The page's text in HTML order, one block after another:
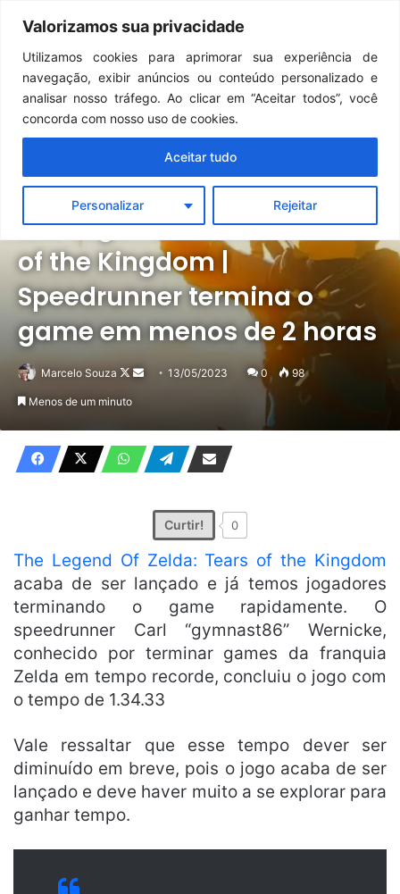
Valorizamos sua privacidade
Utilizamos cookies para aprimorar sua experiência de
navegação, exibir anúncios ou conteúdo personalizado e
analisar nosso tráfego. Ao clicar em “Aceitar todos”, você
concorda com nosso uso de cookies.
Personalizar Rejeitar
Aceitar tudo
Menu
Notícias Switch
The Legend Of Zelda: Tears
of the Kingdom |
Speedrunner termina o
game em menos de 2 horas
Marcelo Souza
Follow
Mande13/05/2023 0 98
Menos de um minuto
Curtir! 0
The Legend Of Zelda: Tears of the Kingdom
acaba de ser lançado e já temos jogadores
terminando o game rapidamente. O
speedrunner Carl “gymnast86” Wernicke,
conhecido por terminar games da franquia
Zelda em tempo recorde, concluiu o jogo com
o tempo de 1.34.33
Vale ressaltar que esse tempo dever ser
diminuído em breve, pois o jogo acaba de ser
lançado e deve haver muito a se explorar para
ganhar tempo.